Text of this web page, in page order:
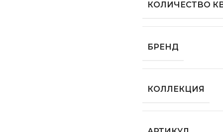
КОЛИЧЕСТВО
БРЕНД
КОЛЛЕКЦИЯ